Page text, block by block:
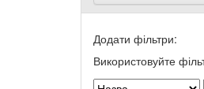
Додати фільтри:
Використовуйте